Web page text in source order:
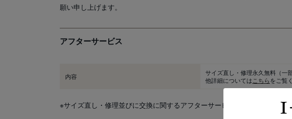
願い申し上げます。
アフターサービス
内容 サイズ直し・修理永久無料 （一
他詳細については こちらをご覧
※サイズ直し・修理並びに交換に関するアフターサービス内容は「 I-